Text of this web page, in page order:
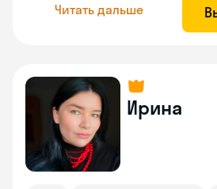
Читать дальше
Ирина